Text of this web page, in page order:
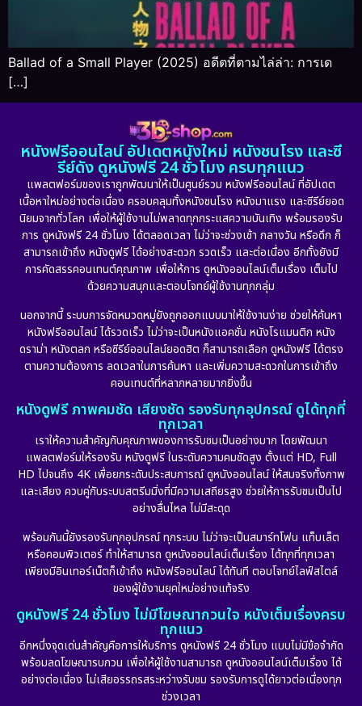
Ballad of a Small Player (2025) อดีตที่ตามไล่ล่า: การเด
[…]
หนังฟรีออนไลน์ อัปเดตหนังใหม่ หนังชนโรง และซี
รีย์ดัง ดูหนังฟรี 24 ชั่วโมง ครบทุกแนว
แพลตฟอร์มของเราถูกพัฒนาให้เป็นศูนย์รวม หนังฟรีออนไลน์ ที่อัปเดต
เนื้อหาใหม่อย่างต่อเนื่อง ครอบคลุมทั้งหนังชนโรง หนังมาแรง และซีรีย์ยอด
นิยมจากทั่วโลก เพื่อให้ผู้ใช้งานไม่พลาดทุกกระแสความบันเทิง พร้อมรองรับ
การ ดูหนังฟรี 24 ชั่วโมง ได้ตลอดเวลา ไม่ว่าจะช่วงเช้า กลางวัน หรือดึก ก็
สามารถเข้าถึง หนังดูฟรี ได้อย่างสะดวก รวดเร็ว และต่อเนื่อง อีกทั้งยังมี
การคัดสรรคอนเทนต์คุณภาพ เพื่อให้การ ดูหนังออนไลน์เต็มเรื่อง เต็มไป
ด้วยความสนุกและตอบโจทย์ผู้ใช้งานทุกกลุ่ม
นอกจากนี้ ระบบการจัดหมวดหมู่ยังถูกออกแบบมาให้ใช้งานง่าย ช่วยให้ค้นหา
หนังฟรีออนไลน์ ได้รวดเร็ว ไม่ว่าจะเป็นหนังแอคชั่น หนังโรแมนติก หนัง
ดราม่า หนังตลก หรือซีรีย์ออนไลน์ยอดฮิต ก็สามารถเลือก ดูหนังฟรี ได้ตรง
ตามความต้องการ ลดเวลาในการค้นหา และเพิ่มความสะดวกในการเข้าถึง
คอนเทนต์ที่หลากหลายมากยิ่งขึ้น
หนังดูฟรี ภาพคมชัด เสียงชัด รองรับทุกอุปกรณ์ ดูได้ทุกที่
ทุกเวลา
เราให้ความสำคัญกับคุณภาพของการรับชมเป็นอย่างมาก โดยพัฒนา
แพลตฟอร์มให้รองรับ หนังดูฟรี ในระดับความคมชัดสูง ตั้งแต่ HD, Full
HD ไปจนถึง 4K เพื่อยกระดับประสบการณ์ ดูหนังออนไลน์ ให้สมจริงทั้งภาพ
และเสียง ควบคู่กับระบบสตรีมมิ่งที่มีความเสถียรสูง ช่วยให้การรับชมเป็นไป
อย่างลื่นไหล ไม่มีสะดุด
พร้อมกันนี้ยังรองรับทุกอุปกรณ์ ทุกระบบ ไม่ว่าจะเป็นสมาร์ทโฟน แท็บเล็ต
หรือคอมพิวเตอร์ ทำให้สามารถ ดูหนังออนไลน์เต็มเรื่อง ได้ทุกที่ทุกเวลา
เพียงมีอินเทอร์เน็ตก็เข้าถึง หนังฟรีออนไลน์ ได้ทันที ตอบโจทย์ไลฟ์สไตล์
ของผู้ใช้งานยุคใหม่อย่างแท้จริง
ดูหนังฟรี 24 ชั่วโมง ไม่มีโฆษณากวนใจ หนังเต็มเรื่องครบ
ทุกแนว
อีกหนึ่งจุดเด่นสำคัญคือการให้บริการ ดูหนังฟรี 24 ชั่วโมง แบบไม่มีข้อจำกัด
พร้อมลดโฆษณารบกวน เพื่อให้ผู้ใช้งานสามารถ ดูหนังออนไลน์เต็มเรื่อง ได้
อย่างต่อเนื่อง ไม่เสียอรรถรสระหว่างรับชม รองรับการดูได้ยาวต่อเนื่องทุก
ช่วงเวลา